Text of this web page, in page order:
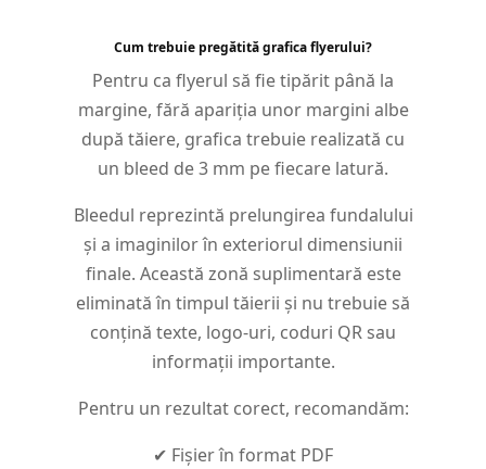
Cum trebuie pregătită grafica flyerului?
Pentru ca flyerul să fie tipărit până la
margine, fără apariția unor margini albe
după tăiere, grafica trebuie realizată cu
un bleed de 3 mm pe fiecare latură.
Bleedul reprezintă prelungirea fundalului
și a imaginilor în exteriorul dimensiunii
finale. Această zonă suplimentară este
eliminată în timpul tăierii și nu trebuie să
conțină texte, logo-uri, coduri QR sau
informații importante.
Pentru un rezultat corect, recomandăm:
✔ Fișier în format PDF